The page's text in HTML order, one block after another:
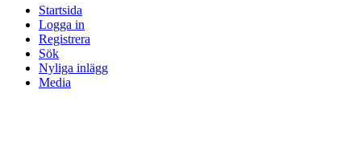
Startsida
Logga in
Registrera
Sök
Nyliga inlägg
Media